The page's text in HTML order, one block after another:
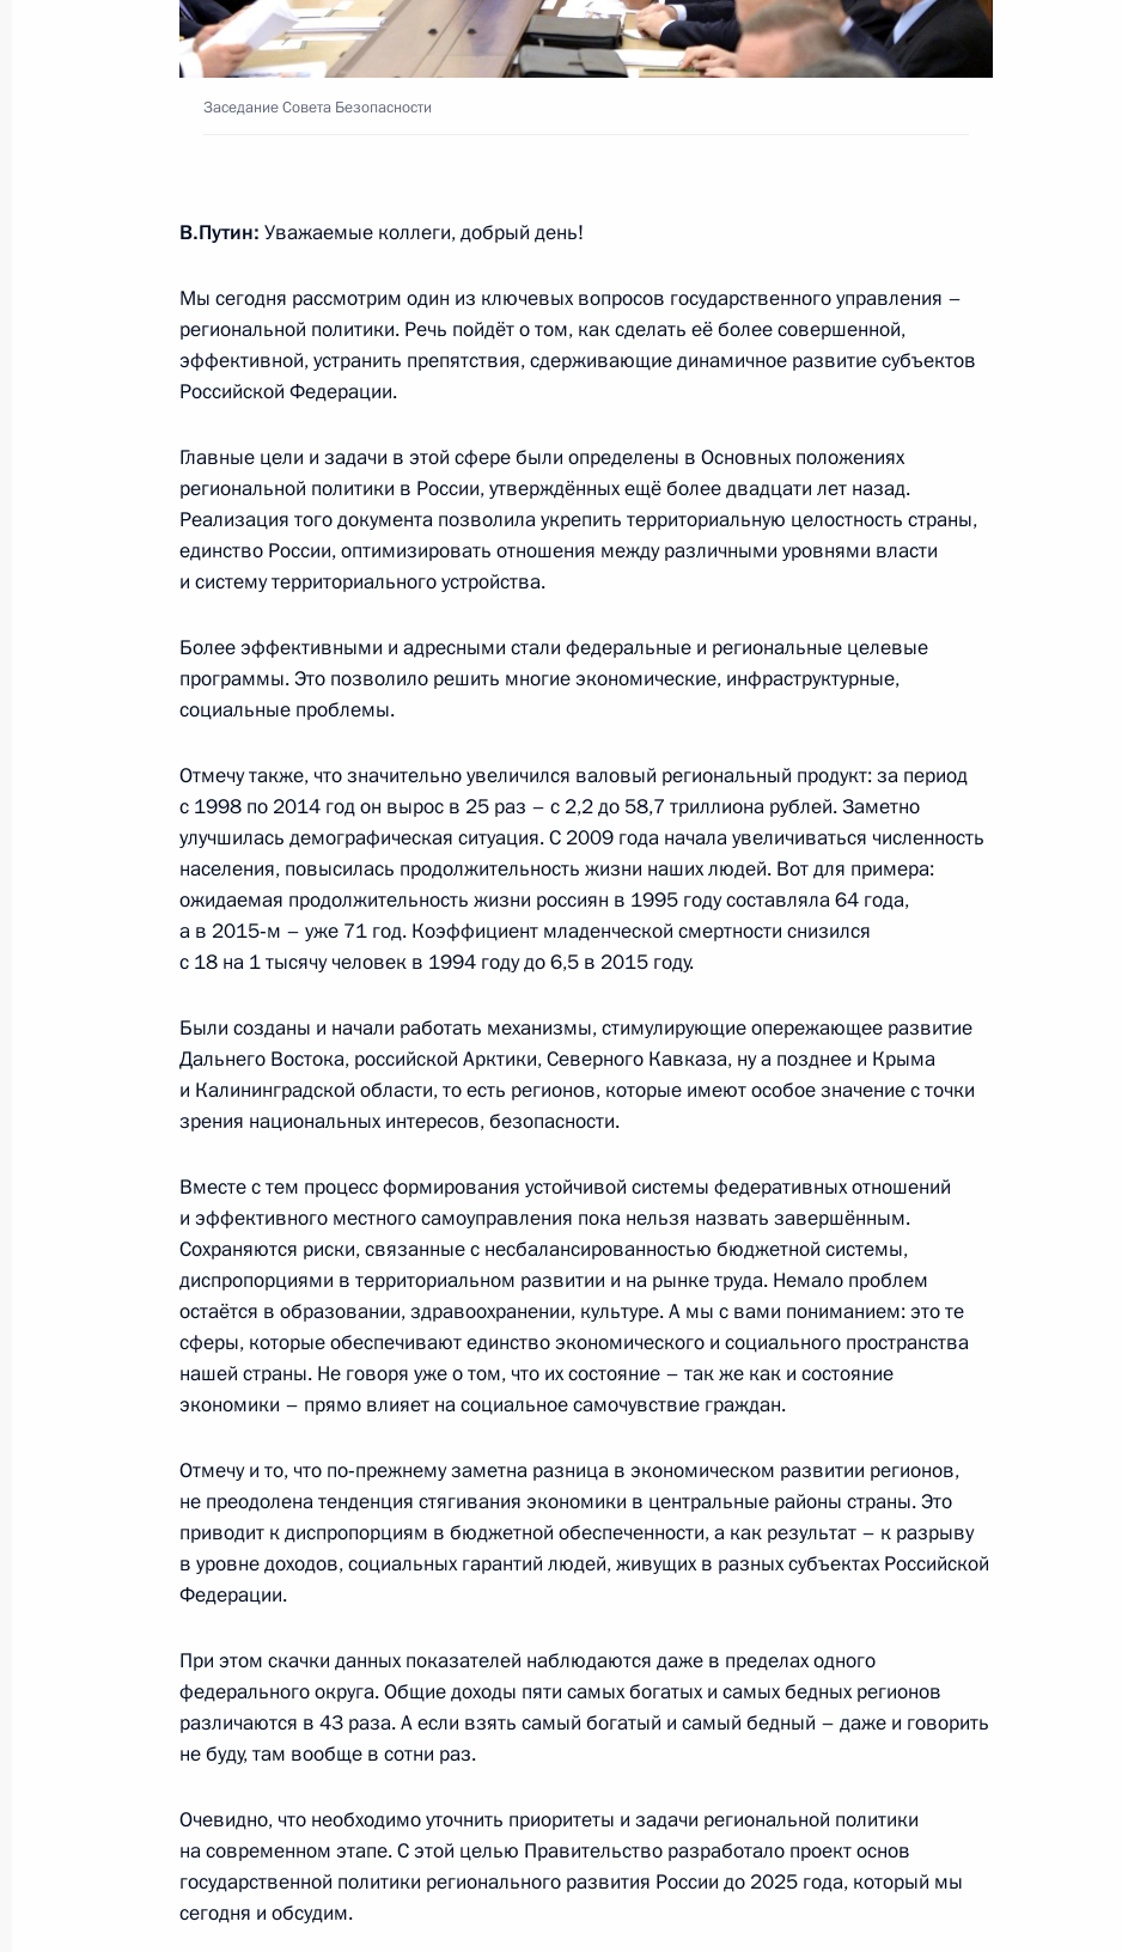
Заседание Совета Безопасности
28 ноября 2016 года, 18:10
Совещание по вопросам создания новых видов вооружений
18 ноября 2016 года, 14:45
Совещание с постоянными членами Совета Безопасности
17 ноября 2016 года, 17:45
Совещание по вопросам мобилизационной готовности ОПК
17 ноября 2016 года, 13:40
Совещание с руководством Министерства обороны
16 ноября 2016 года, 14:30
Совещание с руководством Минобороны и представителями ВПК
Совещание с постоянными членами Совета Безопасности
Совещание с постоянными членами Совета Безопасности
3 ноября 2016 года, 14:30
Совещание с постоянными членами Совета Безопасности
Совещание с постоянными членами Совета Безопасности
13 октября 2016 года, 15:30
В состав Совета Безопасности внесены изменения
5 октября 2016 года, 14:50
Встреча с сотрудниками Службы внешней разведки
5 октября 2016 года, 13:40
Заседание Совета Безопасности
В.Путин: Уважаемые коллеги, добрый день!
Мы сегодня рассмотрим один из ключевых вопросов государственного управления –
региональной политики. Речь пойдёт о том, как сделать её более совершенной,
эффективной, устранить препятствия, сдерживающие динамичное развитие субъектов
Российской Федерации.
Главные цели и задачи в этой сфере были определены в Основных положениях
региональной политики в России, утверждённых ещё более двадцати лет назад.
Реализация того документа позволила укрепить территориальную целостность страны,
единство России, оптимизировать отношения между различными уровнями власти
и систему территориального устройства.
Более эффективными и адресными стали федеральные и региональные целевые
программы. Это позволило решить многие экономические, инфраструктурные,
социальные проблемы.
Отмечу также, что значительно увеличился валовый региональный продукт: за период
с 1998 по 2014 год он вырос в 25 раз – с 2,2 до 58,7 триллиона рублей. Заметно
улучшилась демографическая ситуация. С 2009 года начала увеличиваться численность
населения, повысилась продолжительность жизни наших людей. Вот для примера:
ожидаемая продолжительность жизни россиян в 1995 году составляла 64 года,
а в 2015‑м – уже 71 год. Коэффициент младенческой смертности снизился
с 18 на 1 тысячу человек в 1994 году до 6,5 в 2015 году.
Были созданы и начали работать механизмы, стимулирующие опережающее развитие
Дальнего Востока, российской Арктики, Северного Кавказа, ну а позднее и Крыма
и Калининградской области, то есть регионов, которые имеют особое значение с точки
зрения национальных интересов, безопасности.
Вместе с тем процесс формирования устойчивой системы федеративных отношений
и эффективного местного самоуправления пока нельзя назвать завершённым.
Сохраняются риски, связанные с несбалансированностью бюджетной системы,
диспропорциями в территориальном развитии и на рынке труда. Немало проблем
остаётся в образовании, здравоохранении, культуре. А мы с вами пониманием: это те
сферы, которые обеспечивают единство экономического и социального пространства
нашей страны. Не говоря уже о том, что их состояние – так же как и состояние
экономики – прямо влияет на социальное самочувствие граждан.
Отмечу и то, что по‑прежнему заметна разница в экономическом развитии регионов,
не преодолена тенденция стягивания экономики в центральные районы страны. Это
приводит к диспропорциям в бюджетной обеспеченности, а как результат – к разрыву
в уровне доходов, социальных гарантий людей, живущих в разных субъектах Российской
Федерации.
При этом скачки данных показателей наблюдаются даже в пределах одного
федерального округа. Общие доходы пяти самых богатых и самых бедных регионов
различаются в 43 раза. А если взять самый богатый и самый бедный – даже и говорить
не буду, там вообще в сотни раз.
Очевидно, что необходимо уточнить приоритеты и задачи региональной политики
на современном этапе. С этой целью Правительство разработало проект основ
государственной политики регионального развития России до 2025 года, который мы
сегодня и обсудим.